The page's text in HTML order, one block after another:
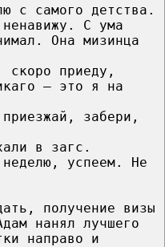
с самого детства.
С ума
Она мизинца
приеду,
– это я на
забери,
в загс.
неделю, успеем. Не
получение визы
нанял лучшего
направо и